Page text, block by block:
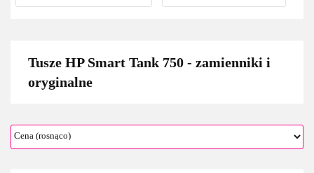
Tusze HP Smart Tank 750 - zamienniki i
oryginalne